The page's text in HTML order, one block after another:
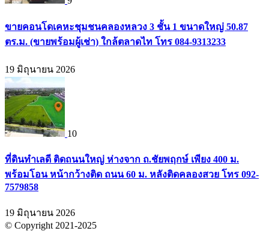
ขายคอนโดเคหะชุมชนคลองหลวง 3 ชั้น 1 ขนาดใหญ่ 50.87
ตร.ม. (ขายพร้อมผู้เช่า) ใกล้ตลาดไท โทร 084-9313233
19 มิถุนายน 2026
10
ที่ดินทำเลดี ติดถนนใหญ่ ห่างจาก ถ.ชัยพฤกษ์ เพียง 400 ม.
พร้อมโอน หน้ากว้างติด ถนน 60 ม. หลังติดคลองสวย โทร 092-
7579858
19 มิถุนายน 2026
© Copyright 2021-2025